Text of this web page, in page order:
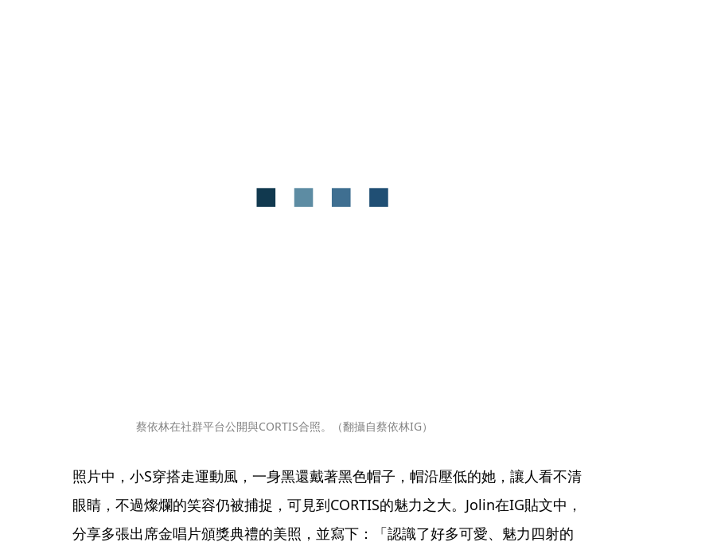
蔡依林在社群平台公開與CORTIS合照。（翻攝自蔡依林IG）
照片中，小S穿搭走運動風，一身黑還戴著黑色帽子，帽沿壓低的她，讓人看不清
眼睛，不過燦爛的笑容仍被捕捉，可見到CORTIS的魅力之大。Jolin在IG貼文中，
分享多張出席金唱片頒獎典禮的美照，並寫下：「認識了好多可愛、魅力四射的